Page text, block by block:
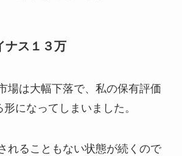
ス１３万
場は大幅下落で、私の保有評価
になってしまいました。
れることもない状態が続くので